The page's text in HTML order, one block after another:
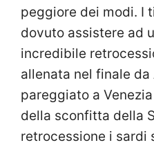
peggiore dei modi. I
dovuto assistere ad
incredibile
allenata nel finale da
pareggiato a
della sconfitta della
retrocessione i sardi